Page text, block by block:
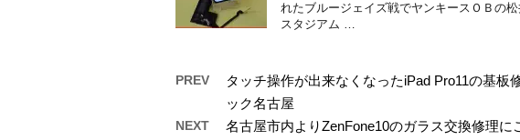
れたブルージェイズ戦でヤンキースＯＢの
スタジアム …
PREV
タッチ操作が出来なくなったiPad Pro11の基板
ック名古屋
NEXT
名古屋市内よりZenFone10のガラス交換修理